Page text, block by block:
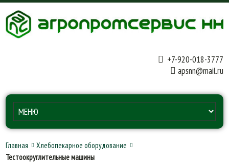
+7-920-018-3777
apsnn@mail.ru
Главная
Хлебопекарное оборудование
Тестоокруглительные машины